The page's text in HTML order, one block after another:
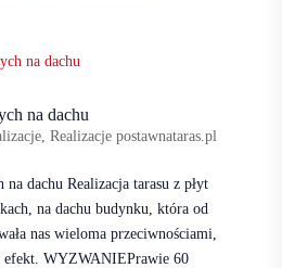
na dachu
, Realizacje postawnataras.pl
na dachu Realizacja tarasu z płyt
na dachu budynku, która od
nas wieloma przeciwnościami,
efekt. WYZWANIEPrawie 60